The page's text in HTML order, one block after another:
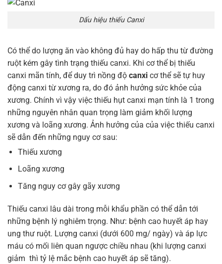
Dấu hiệu thiếu Canxi
Có thể do lượng ăn vào không đủ hay do hấp thu từ đường
ruột kém gây tình trạng thiếu canxi. Khi cơ thể bị thiếu
canxi mãn tính, để duy trì nồng độ canxi cơ thể sẽ tự huy
động canxi từ xương ra, do đó ảnh hưởng sức khỏe của
xương. Chính vì vậy việc thiếu hụt canxi mạn tính là 1 trong
những nguyên nhân quan trọng làm giảm khối lượng
xương và loãng xương. Ảnh hưởng của của việc thiếu canxi
sẽ dẫn đến những nguy cơ sau:
Thiếu xương
Loãng xương
Tăng nguy cơ gây gãy xương
Thiếu canxi lâu dài trong mỗi khẩu phần có thể dẫn tới
những bệnh lý nghiêm trọng. Như: bệnh cao huyết áp hay
ung thư ruột. Lượng canxi (dưới 600 mg/ ngày) và áp lực
máu có mối liên quan ngược chiều nhau (khi lượng canxi
giảm thì tỷ lệ mắc bệnh cao huyết áp sẽ tăng).